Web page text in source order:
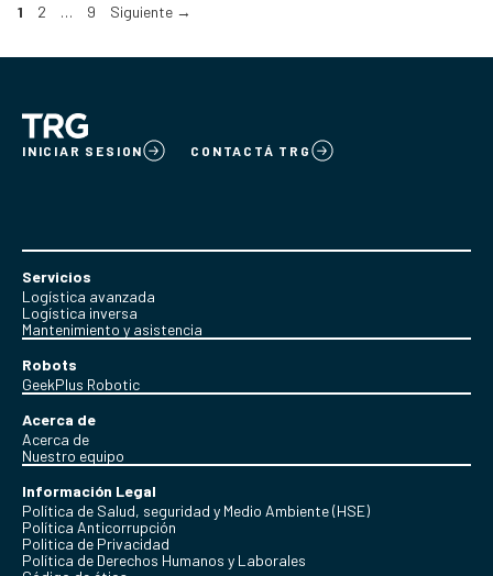
Página
1 Página
2 … Página
9 Siguiente →
INICIAR SESION CONTACTÁ TRG
Servicios
Logística avanzada
Logística inversa
Mantenimiento y asistencia
Robots
GeekPlus Robotic
Acerca de
Acerca de
Nuestro equipo
Información Legal
Política de Salud, seguridad y Medio Ambiente (HSE)
Política Anticorrupción
Politica de Privacidad
Política de Derechos Humanos y Laborales